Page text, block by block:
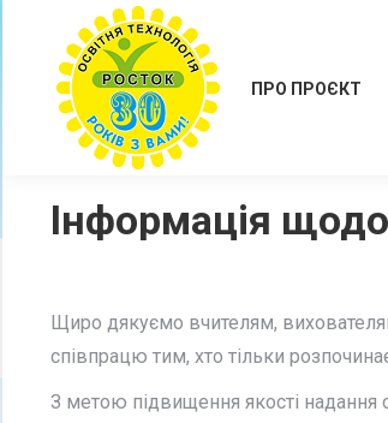
ПРО ПРОЄКТ
Інформація щодо
Щиро дякуємо вчителям,
співпрацю тим, хто тільки
З метою підвищення якості надання